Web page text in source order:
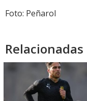
Foto: Peñarol
Relacionadas